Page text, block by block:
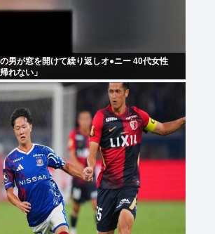
男が窓を開けて繰り返しオ●ニー 40代女性
れない」